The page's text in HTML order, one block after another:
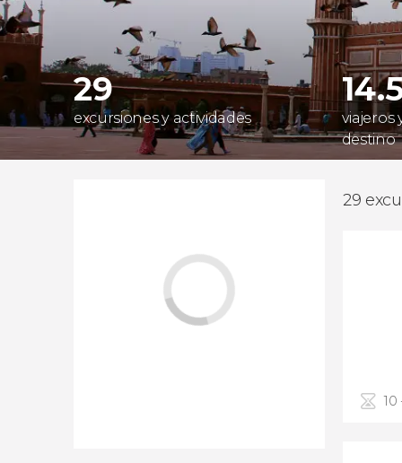
29
excursiones y actividades
viajeros
destino
29
10